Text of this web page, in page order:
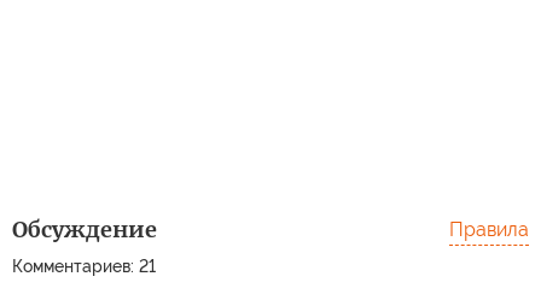
Обсуждение
Комментариев: 21
Правила